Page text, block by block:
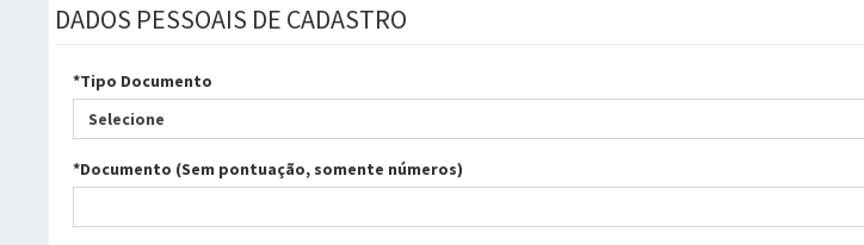
DADOS PESSOAIS DE CADASTRO
*Tipo Documento
Selecione
*Documento (Sem pontuação, somente números)